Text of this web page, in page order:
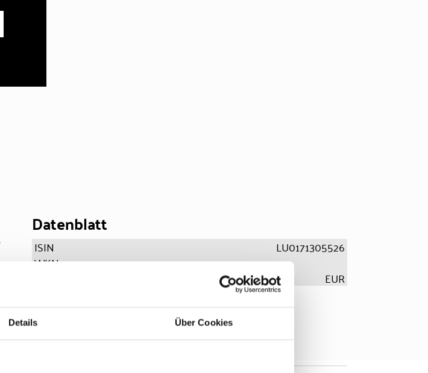
Details Über Cookies
Datenblatt
ISIN
LU0171305526
WKN
EUR